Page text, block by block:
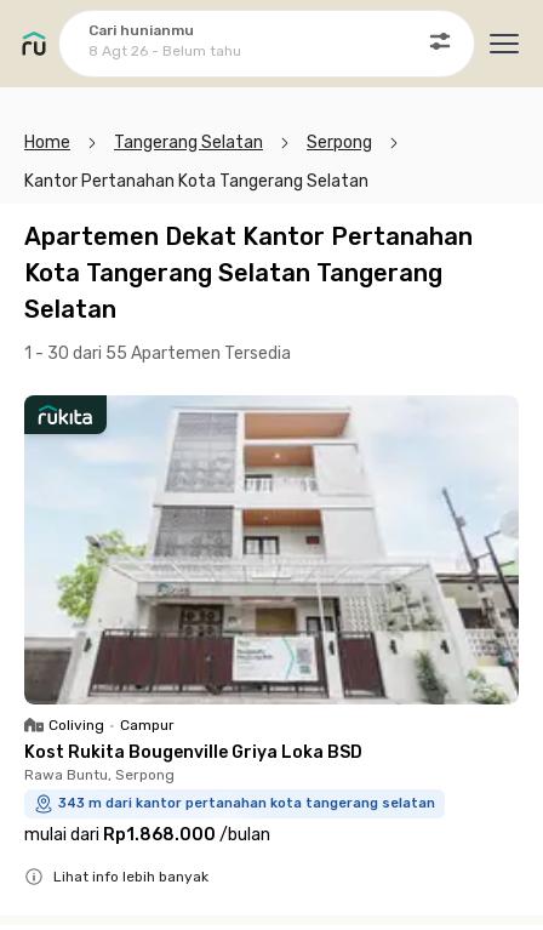
Cari hunianmu
8 Agt 26 - Belum tahu
Home Tangerang Selatan
Serpong
Kantor Pertanahan Kota Tangerang Selatan
Apartemen Dekat Kantor Pertanahan
Kota Tangerang Selatan Tangerang
Selatan
1 - 30 dari 55 Apartemen Tersedia
Coliving • Campur
Kost Rukita Bougenville Griya Loka BSD
Rawa Buntu, Serpong
343 m dari kantor pertanahan kota tangerang selatan
mulai dari Rp1.868.000 /bulan
Lihat info lebih banyak